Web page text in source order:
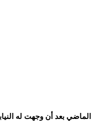
الماضي بعد أن وجهت له